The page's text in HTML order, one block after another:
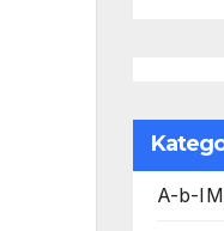
A-b-